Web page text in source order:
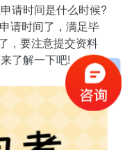
请时间是什么时候?
请时间了，满足毕
，要注意提交资料
了解一下吧!